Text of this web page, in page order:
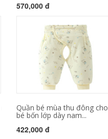
570,000 đ
Quần bé mùa thu đông cho
bé bốn lớp dày nam...
422,000 đ